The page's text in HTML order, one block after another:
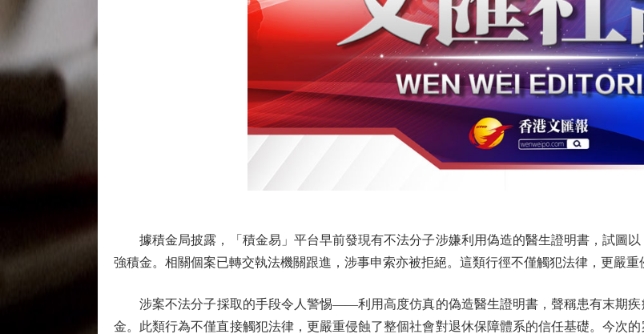
據積金局披露，「積金易」平台早前發現有不法分子涉嫌利用偽造的醫生證明書，試圖以
強積金。相關個案已轉交執法機關跟進，涉事申索亦被拒絕。這類行徑不僅觸犯法律，更嚴
涉案不法分子採取的手段令人警惕——利用高度仿真的偽造醫生證明書，聲稱患有末期疾
金。此類行為不僅直接觸犯法律，更嚴重侵蝕了整個社會對退休保障體系的信任基礎。今次